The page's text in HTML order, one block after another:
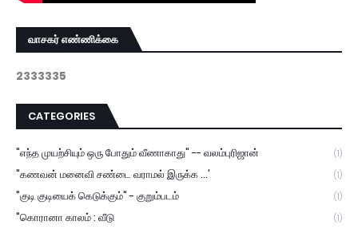
வாசகர் எண்ணிக்கை
2333335
CATEGORIES
"எந்த முயற்சியும் ஒரு போதும் வீணாகாது" -- வலம்புரிஜான் (1)
"கணவன் மனைவி சண்டை வராமல் இருக்க ...' (1)
"குடி குடியைக் கெடுக்கும்" - குறும்படம் (1)
"கொரானா காலம் : வீடு (1)